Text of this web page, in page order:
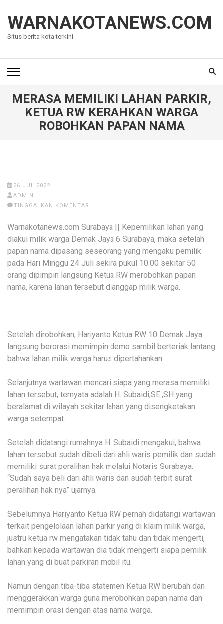
konten
(Tekan
WARNAKOTANEWS.COM
Situs berita kota terkini
MERASA MEMILIKI LAHAN PARKIR,
KETUA RW KERAHKAN WARGA
ROBOHKAN PAPAN NAMA
26 JUL 2022
ADMIN
TINGGALKAN KOMENTAR
Warnakotanews.com Surabaya || Kepemilikan lahan yang
diakui milik warga Demak Jaya 6 Surabaya, maka setelah
papan nama dipasang seseorang yang mengaku pemilik
pada Hari Minggu 24 Juli sekira pukul 10.00 sekitar 50
orang dipimpin langsung Ketua RW merobohkan papan
nama, karena lahan tersebut dianggap milik warga.
Setelah dirobohkan, Hariyanto Ketua RW 10 Demak Jaya
langsung berorasi memimpin demo sambil berteriak lantang
bahwa lahan milik warga harus dipertahankan.
Selanjutnya wartawan mencari siapa yang merasa memiliki
lahan tersebut, ternyata adalah H. Subaidi,SE.,SH yang
beralamat di wilayah sekitar lahan yang disengketakan
warga setempat.
Setelah didatangi rumahnya H. Subaidi mengakui, bahwa
lahan tersebut sudah dibeli dari ahli waris pemilik dan sudah
memiliki surat peralihan hak melalui Notaris Surabaya.
“Sudah saya beli dari ahli waris dan sudah terbit surat
peralihan hak nya” ujarnya.
Sebelumnya Hariyanto Ketua RW pernah didatangi wartawan
terkait pengelolaan lahan parkir yang di klaim milik warga,
justru ketua rw mengatakan tidak tahu dan tidak mengerti,
bahkan kepada wartawan dia tidak mengerti siapa pemilik
lahan yang di buat parkiran mobil itu.
Namun dengan tiba-tiba statemen Ketua RW berubah dan
menggerakkan warga guna merobohkan papan nama dan
memimpin orasi dengan atas nama warga.